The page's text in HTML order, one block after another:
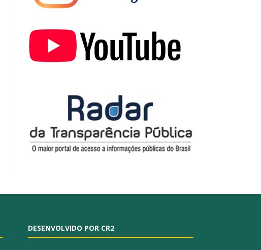
DESENVOLVIDO POR CR2